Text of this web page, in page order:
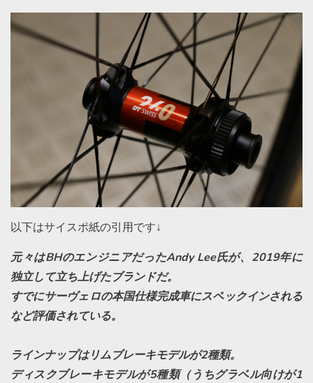
以下はサイスポ紙の引用です↓
元々はBHのエンジニアだったAndy Lee氏が、2019年に
独立して立ち上げたブランドだ。
すでにサーヴェロの本国仕様完成車にスペックインされる
など評価されている。
ラインナップはリムブレーキモデルが2種類。
ディスクブレーキモデルが5種類（うちグラベル向けが1